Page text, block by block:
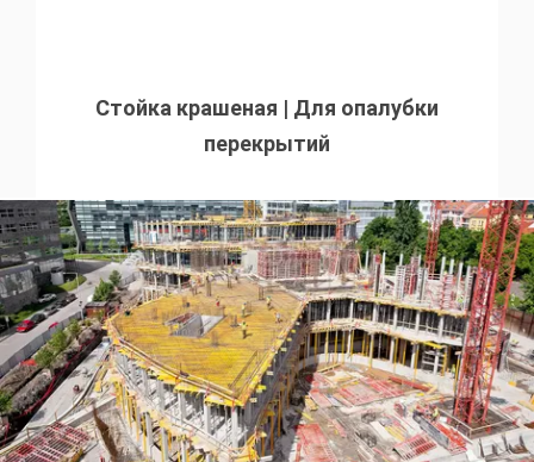
Стойка крашеная | Для опалубки
перекрытий